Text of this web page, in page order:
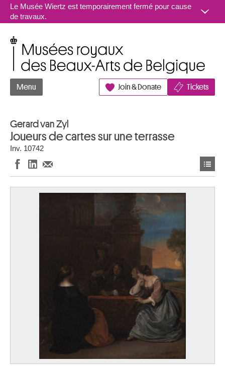
Aller au contenu
Le Musée Wiertz est temporairement fermé pour cause
de travaux.
Menu Join & Donate Tickets
Gerard van Zyl
Joueurs de cartes sur une terrasse
Inv. 10742